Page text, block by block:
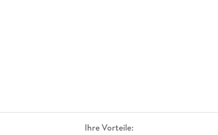
Ihre Vorteile: